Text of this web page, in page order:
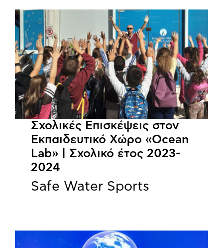
Σχολικές Επισκέψεις στον
Εκπαιδευτικό Χώρο «Ocean
Lab» | Σχολικό έτος 2023-
2024
Safe Water Sports